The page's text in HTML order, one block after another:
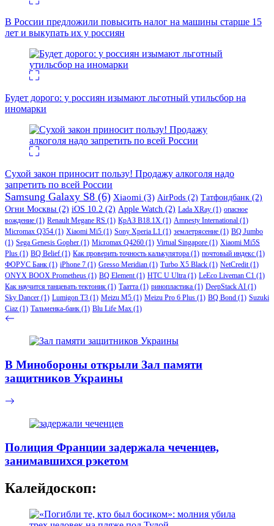
В России предложили повысить налог на машины старше 15
лет и выкупать их у россиян
Будет дорого: у россиян изымают льготный утильсбор на
иномарки
Сухой закон приносит пользу! Продажу алкоголя надо
запретить по всей России
Samsung Galaxy S8 (6) Xiaomi (3) AirPods (2) Татфондбанк (2)
Огни Москвы (2) iOS 10.2 (2) Apple Watch (2) Lada XRay (1) опасное
вождение (1) Renault Megane RS (1) КрАЗ В18.1Х (1) Amnesty International (1)
Micromax Q354 (1) Xiaomi Mi5 (1) Sony Xperia L1 (1) землетрясение (1) BQ Jumbo
(1) Sega Genesis Gopher (1) Micromax Q4260 (1) Virtual Singapore (1) Xiaomi Mi5S
Plus (1) BQ Belief (1) Как проверить точность калькулятора (1) почтовый индекс (1)
ФОРУС Банк (1) iPhone 7 (1) Gresso Meridian (1) Turbo X5 Black (1) NetCredit(1)
ONYX BOOX Prometheus (1) BQ Element(1) HTC U Ultra (1) LeEco Liveman C1 (1)
Как научится танцевать тектоник (1) Таатта (1) ринопластика (1) DeepStack AI (1)
Sky Dancer (1) Lumigon T3 (1) Meizu M5 (1) Meizu Pro 6 Plus (1) BQ Bond (1) Suzuki
Ciaz (1) Тальменка-банк (1) Blu Life Max (1)
В Минобороны открыли Зал памяти
защитников Украины
Полиция Франции задержала чеченцев,
занимавшихся рэкетом
Калейдоскоп: